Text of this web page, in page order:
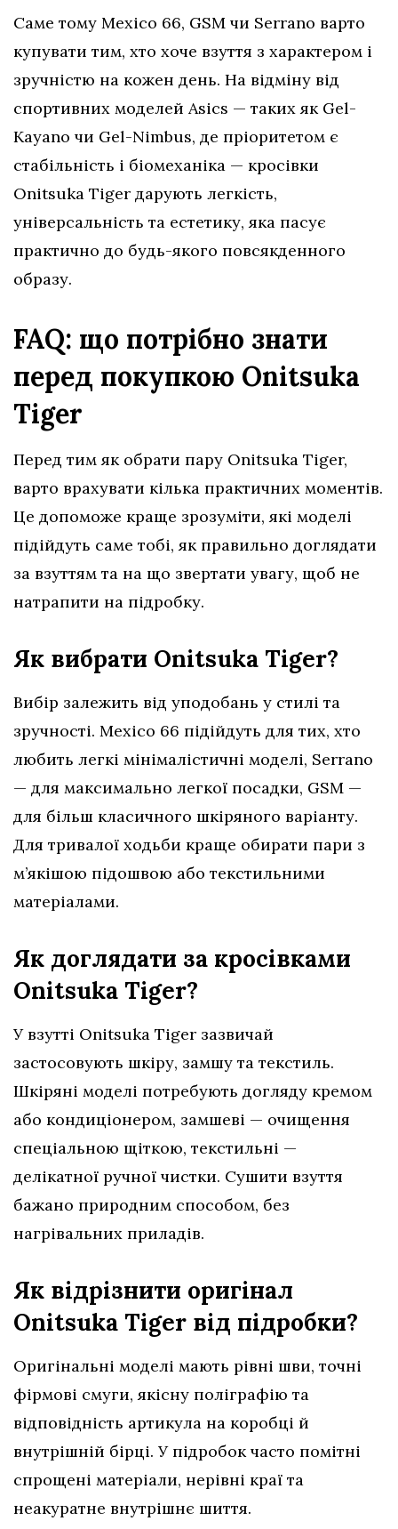
Саме тому Mexico 66, GSM чи Serrano варто
купувати тим, хто хоче взуття з характером і
зручністю на кожен день. На відміну від
спортивних моделей Asics — таких як Gel-
Kayano чи Gel-Nimbus, де пріоритетом є
стабільність і біомеханіка — кросівки
Onitsuka Tiger дарують легкість,
універсальність та естетику, яка пасує
практично до будь-якого повсякденного
образу.
FAQ: що потрібно знати
перед покупкою Onitsuka
Tiger
Перед тим як обрати пару Onitsuka Tiger,
варто врахувати кілька практичних моментів.
Це допоможе краще зрозуміти, які моделі
підійдуть саме тобі, як правильно доглядати
за взуттям та на що звертати увагу, щоб не
натрапити на підробку.
Як вибрати Onitsuka Tiger?
Вибір залежить від уподобань у стилі та
зручності. Mexico 66 підійдуть для тих, хто
любить легкі мінімалістичні моделі, Serrano
— для максимально легкої посадки, GSM —
для більш класичного шкіряного варіанту.
Для тривалої ходьби краще обирати пари з
м’якішою підошвою або текстильними
матеріалами.
Як доглядати за кросівками
Onitsuka Tiger?
У взутті Onitsuka Tiger зазвичай
застосовують шкіру, замшу та текстиль.
Шкіряні моделі потребують догляду кремом
або кондиціонером, замшеві — очищення
спеціальною щіткою, текстильні —
делікатної ручної чистки. Сушити взуття
бажано природним способом, без
нагрівальних приладів.
Як відрізнити оригінал
Onitsuka Tiger від підробки?
Оригінальні моделі мають рівні шви, точні
фірмові смуги, якісну поліграфію та
відповідність артикула на коробці й
внутрішній бірці. У підробок часто помітні
спрощені матеріали, нерівні краї та
неакуратне внутрішнє шиття.